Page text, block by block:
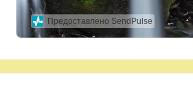
Предоставлено SendPulse